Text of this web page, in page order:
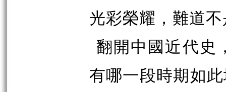
光彩榮耀，難道
翻開中國近代史
有哪一段時期如